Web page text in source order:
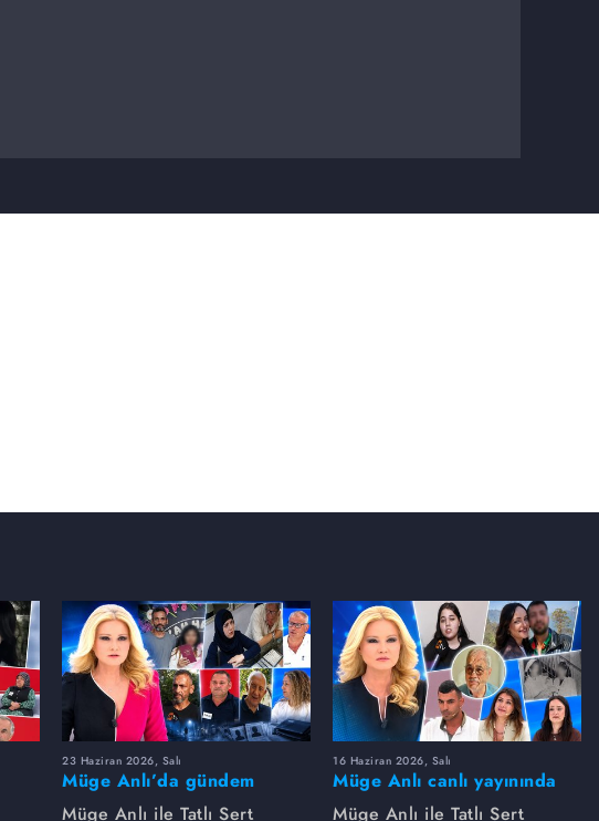
23 Haziran 2026, Salı
Müge Anlı’da gündem
sarsıldı! Kayıp dosyaları ve
Müge Anlı ile Tatlı Sert
16 Haziran 2026, Salı
Müge Anlı canlı yayınında
dikkat çeken gelişmeler
Müge Anlı ile Tatlı Sert